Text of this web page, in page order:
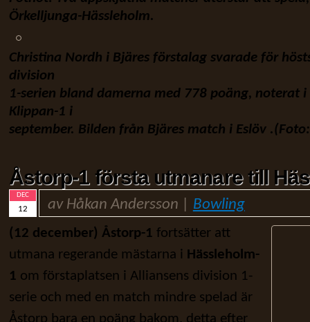
Örkelljunga-Hässleholm.
Christina Nordh i Bjäres förstalag svarade för
division
1-serien bland damerna med 778 poäng, noterat
Klippan-1 i
september. Bilden från Bjäres match i Eslöv
Åstorp-1 första utmanare till
DEC
12 av Håkan Andersson | Bowling
(12 december) Åstorp-1 fortsätter att
utmana regerande mästarna i Hässleholm-
1 om förstaplatsen i Alliansens division 1-
serie och med en match mindre spelad är
Åstorp bara en poäng bakom, detta efter